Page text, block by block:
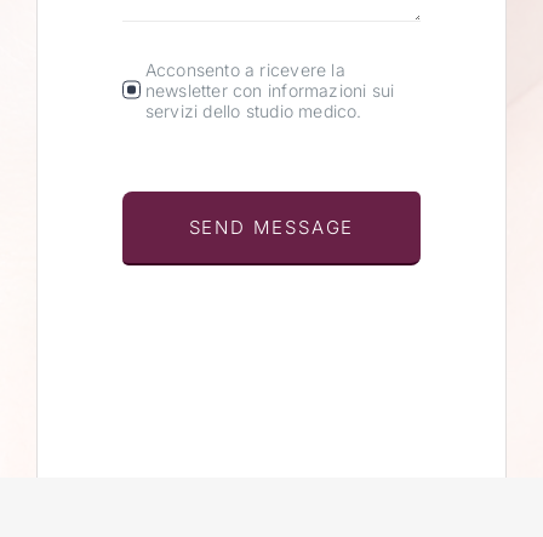
Acconsento a ricevere la
newsletter con informazioni sui
servizi dello studio medico.
SEND MESSAGE